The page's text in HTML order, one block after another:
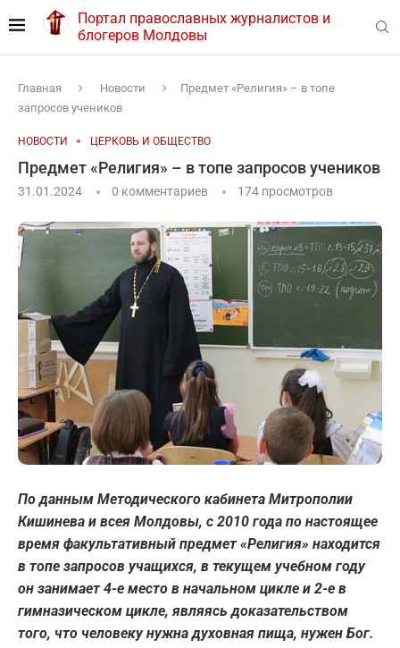
Портал православных журналистов и
блогеров Молдовы
Главная Новости
Предмет «Религия» – в топе
запросов учеников
НОВОСТИ ЦЕРКОВЬ И ОБЩЕСТВО
Предмет «Религия» – в топе запросов учеников
31.01.2024 0 комментариев 174 просмотров
По данным Методического кабинета Митрополии
Кишинева и всея Молдовы, с 2010 года по настоящее
время факультативный предмет «Религия» находится
в топе запросов учащихся, в текущем учебном году
он занимает 4-е место в начальном цикле и 2-е в
гимназическом цикле, являясь доказательством
того, что человеку нужна духовная пища, нужен Бог.